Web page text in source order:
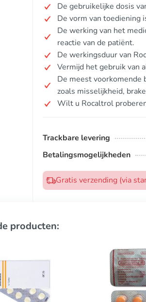
De gebruikelijke dosis
De vorm van toediening
De werking van het
reactie van de patiënt.
De werkingsduur van
Vermijd het gebruik van
De meest voorkomende
zoals misselijkheid,
Wilt u Rocaltrol
Trackbare levering
Betalingsmogelijkheden
Gratis verzending (via
producten: